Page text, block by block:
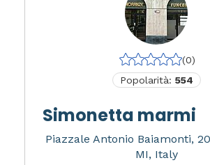
(0)
Popolarità: 554
Simonetta marmi
Piazzale Antonio Baiamonti,
MI, Italy